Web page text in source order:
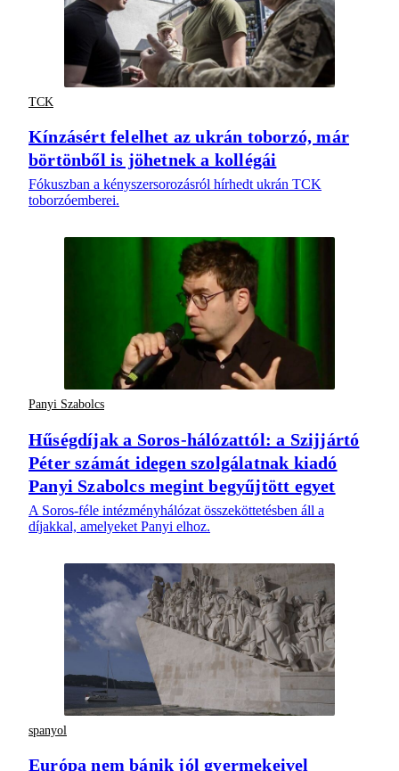
TCK
Kínzásért felelhet az ukrán toborzó, már
börtönből is jöhetnek a kollégái
Fókuszban a kényszersorozásról hírhedt ukrán TCK
toborzóemberei.
Panyi Szabolcs
Hűségdíjak a Soros-hálózattól: a Szijjártó
Péter számát idegen szolgálatnak kiadó
Panyi Szabolcs megint begyűjtött egyet
A Soros-féle intézményhálózat összeköttetésben áll a
díjakkal, amelyeket Panyi elhoz.
spanyol
Európa nem bánik jól gyermekeivel